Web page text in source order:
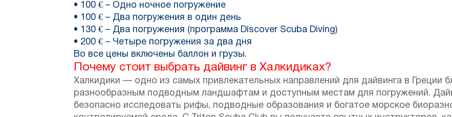
• 100 € – Одно ночное погружение
• 100 € – Два погружения в один день
• 130 € – Два погружения (программа Discover Scuba Diving)
• 200 € – Четыре погружения за два дня
Во все цены включены баллон и грузы.
Почему стоит выбрать дайвинг в Халкидиках?
Халкидики — одно из самых привлекательных направлений для дайвинга в Греции
разнообразным подводным ландшафтам и доступным местам для погружений.
безопасно исследовать рифы, подводные образования и богатое морское